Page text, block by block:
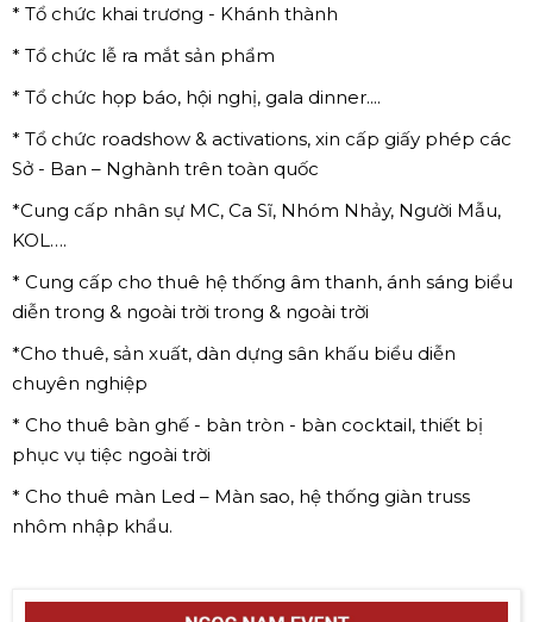
* Tổ chức khai trương - Khánh thành
* Tổ chức lễ ra mắt sản phẩm
* Tổ chức họp báo, hội nghị, gala dinner....
* Tổ chức roadshow & activations, xin cấp giấy phép các
Sở - Ban – Nghành trên toàn quốc
*Cung cấp nhân sự MC, Ca Sĩ, Nhóm Nhảy, Người Mẫu,
KOL….
* Cung cấp cho thuê hệ thống âm thanh, ánh sáng biểu
diễn trong & ngoài trời trong & ngoài trời
*Cho thuê, sản xuất, dàn dựng sân khấu biểu diễn
chuyên nghiệp
* Cho thuê bàn ghế - bàn tròn - bàn cocktail, thiết bị
phục vụ tiệc ngoài trời
* Cho thuê màn Led – Màn sao, hệ thống giàn truss
nhôm nhập khẩu.